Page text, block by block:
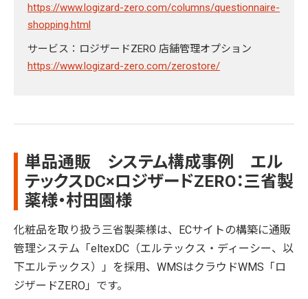
https://www.logizard-zero.com/columns/questionnaire-
shopping.html
サービス：ロジザードZERO 店舗管理オプション
https://www.logizard-zero.com/zerostore/
単品通販 システム構成事例 エル
テックスDC×ロジザードZERO：三省製
薬様・村田園様
化粧品を取り扱う三省製薬様は、ECサイトの構築に通販
管理システム「eltexDC（エルテックス・ディーシー、以
下エルテックス）」を採用、WMSはクラウドWMS「ロ
ジザードZERO」です。